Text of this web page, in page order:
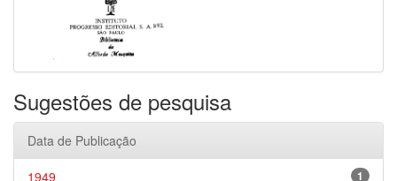
Sugestões de pesquisa
Data de Publicação
1
1949